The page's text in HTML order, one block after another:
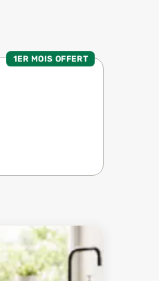
1ER MOIS OFFERT